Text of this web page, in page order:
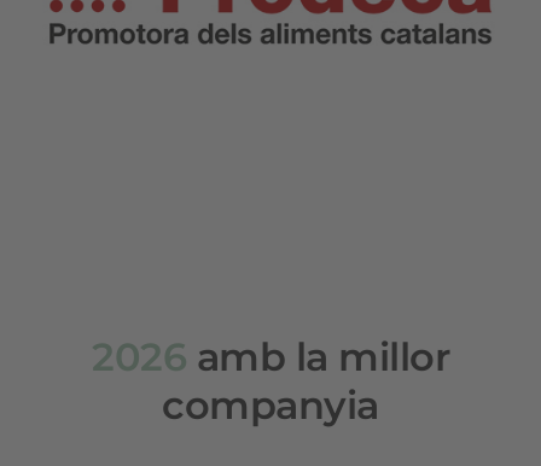
2026 amb la millor
companyia